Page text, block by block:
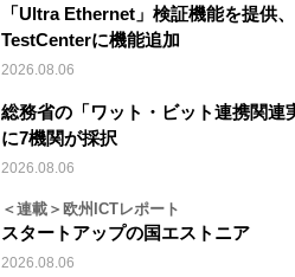
「Ultra Ethernet」検証機能を提供
TestCenterに機能追加
2026.08.06
総務省の「ワット・ビット連携関連
に7機関が採択
2026.08.06
＜連載＞欧州ICTレポート
スタートアップの国エストニア
2026.08.06